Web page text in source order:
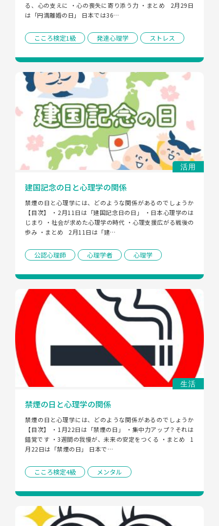
る、心の支えに ・心の喪失に寄り添う力 ・まとめ   2月29日
は「円満離婚の日」 日本では36…
こころ検定1級 発達心理学 ストレス
活用
建国記念の日と心理学の関係
禁煙の日と心理学には、どのような関係があるのでしょうか
【目次】 ・2月11日は「建国記念日の日」 ・日本心理学のは
じまり ・社会が求めた心理学の時代 ・心理支援広がる戦後の
歩み ・まとめ   2月11日は「建…
公認心理師 心理学者 心理学
生活
禁煙の日と心理学の関係
禁煙の日と心理学には、どのような関係があるのでしょうか
【目次】 ・1月22日は「禁煙の日」 ・集中力アップ？それは
錯覚です ・3週間の我慢が、未来の安定をつくる ・まとめ   1
月22日は「禁煙の日」 日本で…
こころ検定4級 メンタル